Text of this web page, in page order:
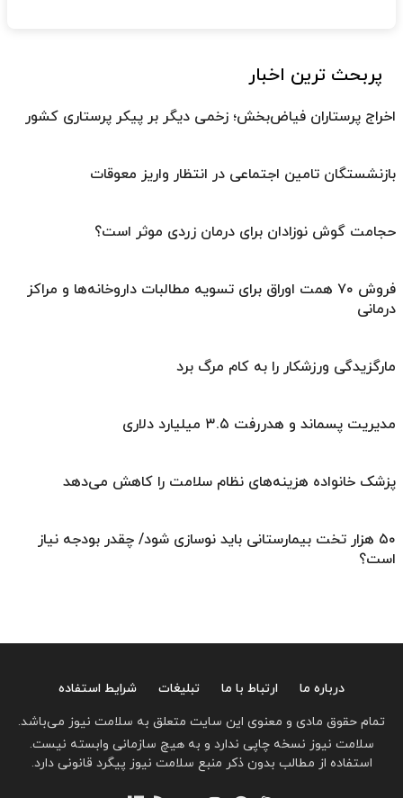
پربحث ترین اخبار
اخراج پرستاران فیاض‌بخش؛ زخمی دیگر بر پیکر پرستاری کشور
بازنشستگان تامین اجتماعی در انتظار واریز معوقات
حجامت گوش نوزادان برای درمان زردی موثر است؟
فروش ۷۰ همت اوراق برای تسویه مطالبات داروخانه‌ها و مراکز
درمانی
مارگزیدگی ورزشکار را به کام مرگ برد
مدیریت پسماند و هدررفت ۳.۵ میلیارد دلاری
پزشک خانواده هزینه‌های نظام سلامت را کاهش می‌دهد
۵۰ هزار تخت بیمارستانی باید نوسازی شود/ چقدر بودجه نیاز
است؟
درباره ما ارتباط با ما تبلیغات
شرایط استفاده
تمام حقوق مادی و معنوی این سایت متعلق به سلامت نیوز می‌باشد.
سلامت نیوز نسخه چاپی ندارد و به هیچ سازمانی وابسته نیست.
استفاده از مطالب بدون ذکر منبع سلامت نیوز پیگرد قانونی دارد.